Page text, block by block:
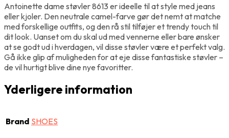
Antoinette dame støvler 8613 er ideelle til at style med jeans
eller kjoler. Den neutrale camel-farve gør det nemt at matche
med forskellige outfits, og den rå stil tilføjer et trendy touch til
dit look. Uanset om du skal ud med vennerne eller bare ønsker
at se godt ud i hverdagen, vil disse støvler være et perfekt valg.
Gå ikke glip af muligheden for at eje disse fantastiske støvler –
de vil hurtigt blive dine nye favoritter.
Yderligere information
Brand SHOES